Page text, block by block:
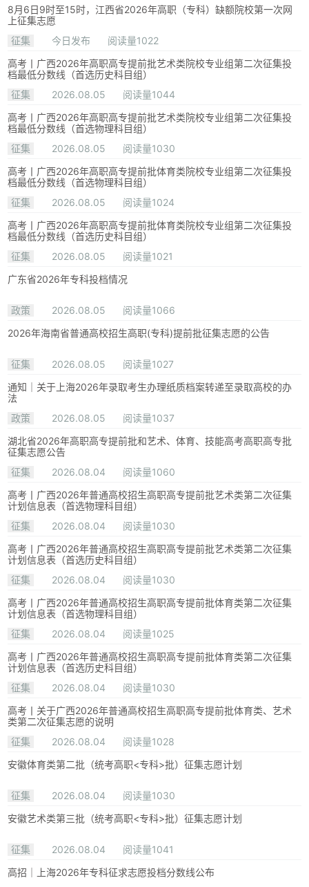
8月6日9时至15时，江西省2026年高职（专科）缺额院校第一次网
上征集志愿
征集
今日发布
阅读量1022
高考丨广西2026年高职高专提前批艺术类院校专业组第二次征集投
档最低分数线（首选历史科目组）
征集
2026.08.05
阅读量1044
高考丨广西2026年高职高专提前批艺术类院校专业组第二次征集投
档最低分数线（首选物理科目组）
征集
2026.08.05
阅读量1030
高考丨广西2026年高职高专提前批体育类院校专业组第二次征集投
档最低分数线（首选物理科目组）
征集
2026.08.05
阅读量1024
高考丨广西2026年高职高专提前批体育类院校专业组第二次征集投
档最低分数线（首选历史科目组）
征集
2026.08.05
阅读量1021
广东省2026年专科投档情况
政策 2026.08.05
阅读量1066
2026年海南省普通高校招生高职(专科)提前批征集志愿的公告
征集 2026.08.05
阅读量1027
通知｜关于上海2026年录取考生办理纸质档案转递至录取高校的办
法
政策
2026.08.05
阅读量1037
湖北省2026年高职高专提前批和艺术、体育、技能高考高职高专批
征集志愿公告
征集
2026.08.04
阅读量1060
高考丨广西2026年普通高校招生高职高专提前批艺术类第二次征集
计划信息表（首选物理科目组）
征集
2026.08.04
阅读量1030
高考丨广西2026年普通高校招生高职高专提前批艺术类第二次征集
计划信息表（首选历史科目组）
征集
2026.08.04
阅读量1030
高考丨广西2026年普通高校招生高职高专提前批体育类第二次征集
计划信息表（首选物理科目组）
征集
2026.08.04
阅读量1025
高考丨广西2026年普通高校招生高职高专提前批体育类第二次征集
计划信息表（首选历史科目组）
征集
2026.08.04
阅读量1030
高考丨关于广西2026年普通高校招生高职高专提前批体育类、艺术
类第二次征集志愿的说明
征集
2026.08.04
阅读量1028
安徽体育类第二批（统考高职<专科>批）征集志愿计划
征集 2026.08.04
阅读量1030
安徽艺术类第三批（统考高职<专科>批）征集志愿计划
征集 2026.08.04
阅读量1041
高招｜上海2026年专科征求志愿投档分数线公布